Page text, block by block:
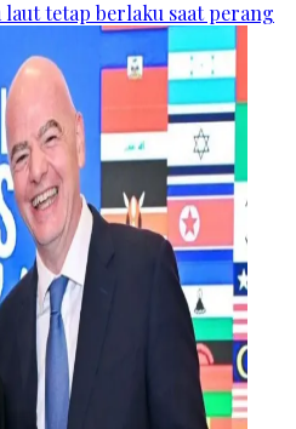
tetap berlaku saat perang